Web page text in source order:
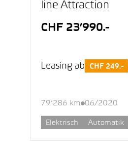
line Attraction
CHF 23’990.-
Leasing ab CHF 249.-
79’286 km 06/2020
Elektrisch Automatik